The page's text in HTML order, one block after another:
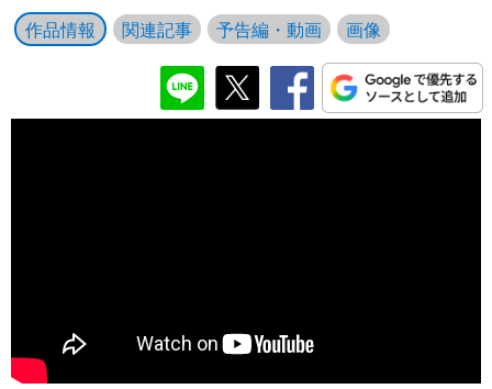
作品情報 関連記事 予告編・動画 画像